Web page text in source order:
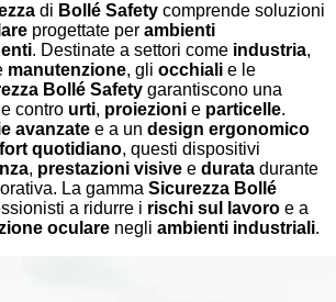
di Bollé Safety comprende soluzioni
progettate per ambienti
. Destinate a settori come industria,
manutenzione, gli occhiali e le
Bollé Safety garantiscono una
contro urti, proiezioni e particelle.
avanzate e a un design ergonomico
quotidiano, questi dispositivi
, prestazioni visive e durata durante
La gamma Sicurezza Bollé
a ridurre i rischi sul lavoro e a
oculare negli ambienti industriali.